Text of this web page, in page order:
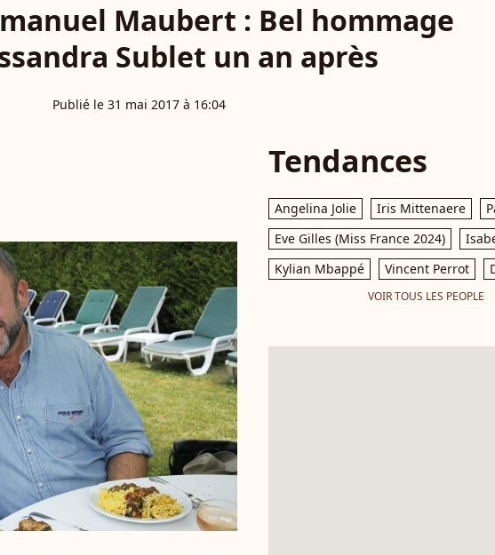
Maubert : Bel hommage
Sublet un an après
Publié le 31 mai 2017 à 16:04
Tendances
Angelina Jolie Iris Mittenaere
Eve Gilles (Miss France 2024)
Kylian Mbappé
Vincent Perrot
VOIR TOUS LES PEOPLE